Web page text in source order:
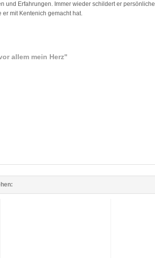
und Erfahrungen. Immer wieder schildert er persönliche
mit Kentenich gemacht hat.
allem mein Herz"